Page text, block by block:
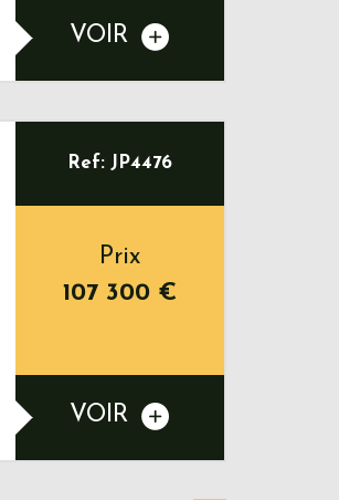
VOIR
Ref: JP4476
Prix
107 300 €
VOIR